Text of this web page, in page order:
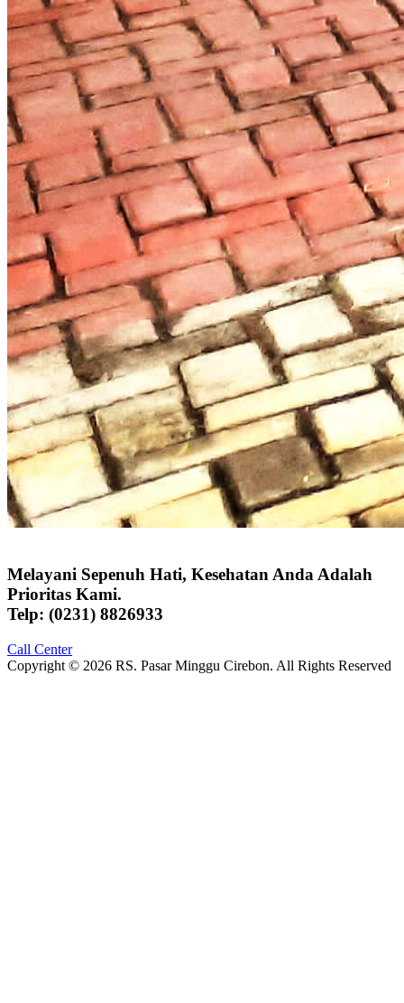
Melayani Sepenuh Hati, Kesehatan Anda Adalah
Prioritas Kami.
Telp: (0231) 8826933
Call Center
Copyright © 2026 RS. Pasar Minggu Cirebon. All Rights Reserved